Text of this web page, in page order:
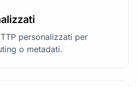
personalizzati per
o metadati.